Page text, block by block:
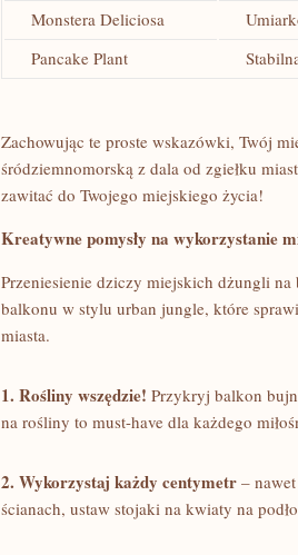
Monstera Deliciosa
Pancake Plant
Zachowując te proste wskazówki, ⁤Twój
śródziemnomorską z dala od zgiełku
zawitać do Twojego miejskiego życia!
Kreatywne pomysły⁣ na wykorzystanie
Przeniesienie dziczy miejskich dżungli
balkonu w stylu urban‌ jungle, które⁣
miasta.
1. ‍Rośliny wszędzie! Przykryj balkon
na rośliny to must-have dla ⁤każdego
2. Wykorzystaj każdy centymetr –
‌ścianach,​ ustaw ​stojaki na kwiaty‌ na